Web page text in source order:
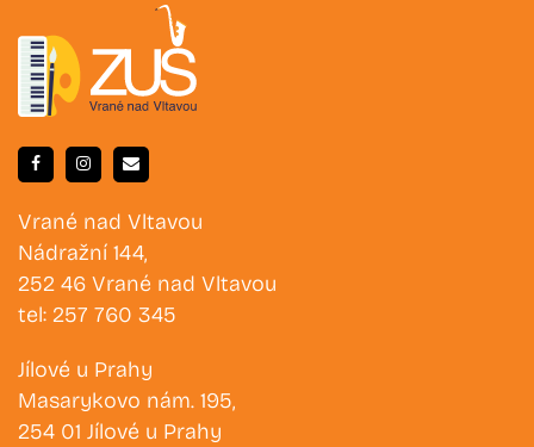
Vrané nad Vltavou
Nádražní 144,
252 46 Vrané nad Vltavou
tel: 257 760 345
Jílové u Prahy
Masarykovo nám. 195,
254 01 Jílové u Prahy